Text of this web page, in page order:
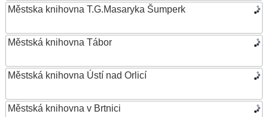
Městska knihovna T.G.Masaryka Šumperk
Městská knihovna Tábor
Městská knihovna Ústí nad Orlicí
Městská knihovna v Brtnici